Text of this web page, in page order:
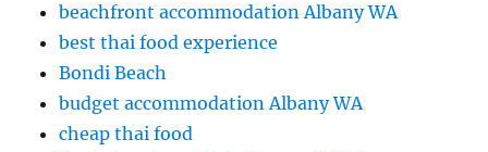
beachfront accommodation Albany WA
best thai food experience
Bondi Beach
budget accommodation Albany WA
cheap thai food